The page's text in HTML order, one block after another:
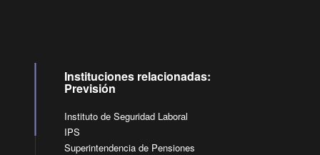
Instituciones relacionadas:
Previsión
Instituto de Seguridad Laboral
IPS
Superintendencia de Pensiones